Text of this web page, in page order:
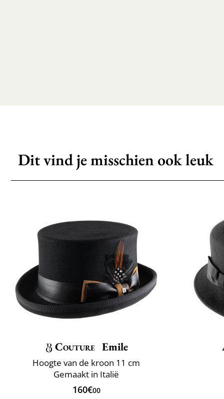
Dit vind je misschien ook leuk
Couture Emile
Hoogte van de kroon 11 cm
Gemaakt in Italië
160€00